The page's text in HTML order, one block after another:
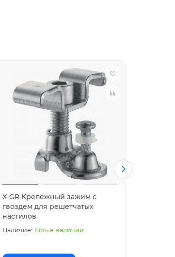
X-GR Крепежный зажим с
гвоздем для решетчатых
настилов
Есть в наличии